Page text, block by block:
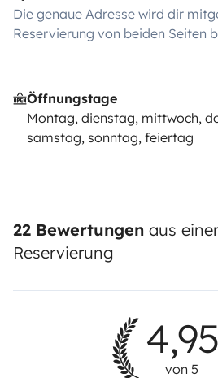
Die genaue Adresse wird dir
Reservierung von beiden Seiten
Öffnungstage
Montag, dienstag, mittwoch,
samstag, sonntag, feiertag
22 Bewertungen aus
Reservierung
4,95
von 5